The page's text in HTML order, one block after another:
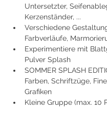
Untersetzter,
Kerzenständer, ...
Verschiedene
Farbverläufe,
Experimentiere mit
Pulver Splash
SOMMER SPLASH
Farben, Schriftzüge,
Grafiken
Kleine Gruppe (max. 10